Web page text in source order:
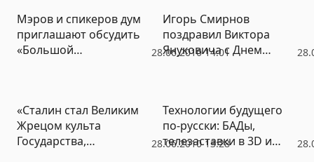
(ФОТО)
28.06.2010 14:01
Мэров и спикеров дум
приглашают обсудить
«Большой
Игорь Смирнов
поздравил Виктора
Януковича с Днем
28.06.2010 13:28
«Сталин стал Великим
Жрецом культа
Государства,
Технологии будущего
по-русски: БАДы,
телезаставки в 3D и